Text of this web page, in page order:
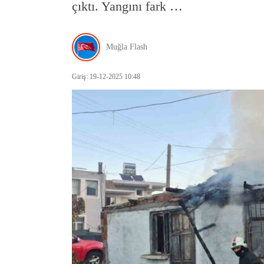
çıktı. Yangını fark …
Muğla Flash
Giriş: 19-12-2025 10:48